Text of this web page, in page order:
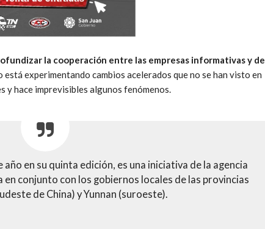
la cooperación entre las empresas informativas y de
está experimentando cambios acelerados que no se han visto en
y hace imprevisibles algunos fenómenos.
en su quinta edición, es una iniciativa de la agencia
conjunto con los gobiernos locales de las provincias
de China) y Yunnan (suroeste).